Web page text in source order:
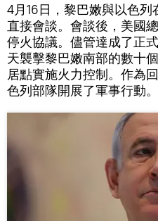
4月16日，黎巴嫩與以色
直接會談。會談後，美國
停火協議。儘管達成了正
天襲擊黎巴嫩南部的數十
居點實施火力控制。作為回
色列部隊開展了軍事行動。